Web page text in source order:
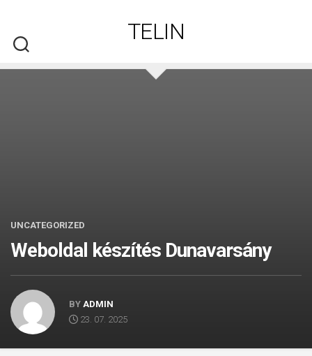
content
TELIN
UNCATEGORIZED
Weboldal készítés​ Dunavarsány
BY ADMIN
23. 07. 2025